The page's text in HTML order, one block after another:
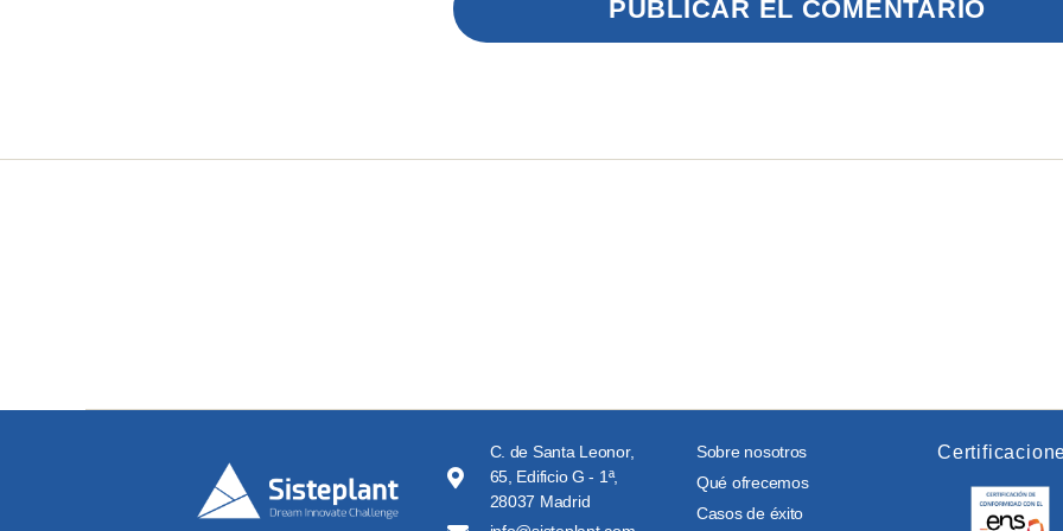
C. de Santa Leonor,
65, Edificio G - 1ª,
28037 Madrid
Sobre nosotros
Qué ofrecemos
Casos de éxito